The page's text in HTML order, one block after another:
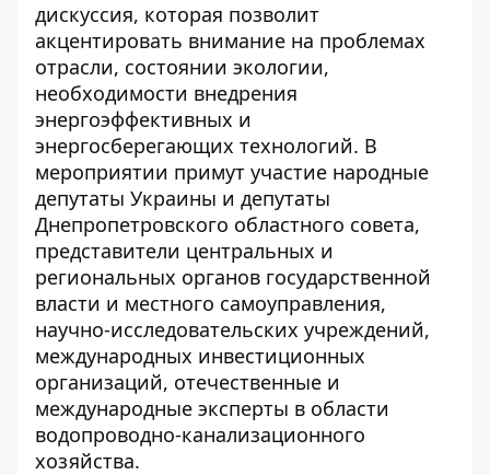
дискуссия, которая позволит
акцентировать внимание на проблемах
отрасли, состоянии экологии,
необходимости внедрения
энергоэффективных и
энергосберегающих технологий. В
мероприятии примут участие народные
депутаты Украины и депутаты
Днепропетровского областного совета,
представители центральных и
региональных органов государственной
власти и местного самоуправления,
научно-исследовательских учреждений,
международных инвестиционных
организаций, отечественные и
международные эксперты в области
водопроводно-канализационного
хозяйства.